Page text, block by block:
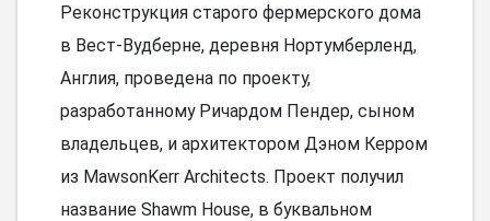
Реконструкция старого фермерского дома
в Вест-Вудберне, деревня Нортумберленд,
Англия, проведена по проекту,
разработанному Ричардом Пендер, сыном
владельцев, и архитектором Дэном Керром
из MawsonKerr Architects. Проект получил
название Shawm House, в буквальном